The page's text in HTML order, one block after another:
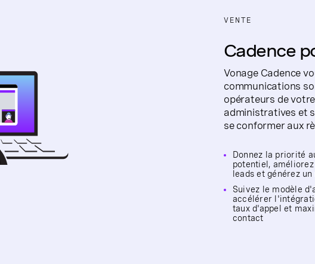
VENTE
Cadence
Vonage Cadence
communications
opérateurs de
administratives et
se conformer aux
Donnez la priorité
potentiel,
leads et générez
Suivez le modèle
accélérer
taux d'appel et
contact